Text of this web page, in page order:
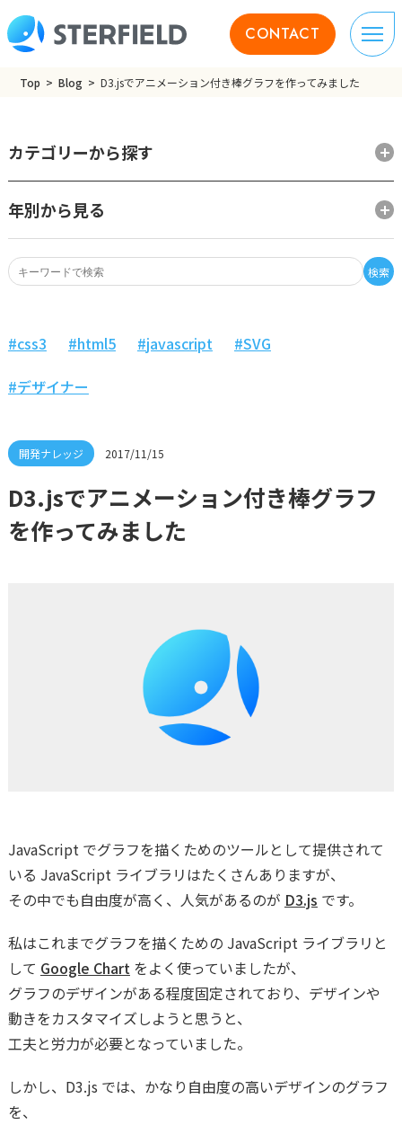
CONTACT
Top Blog D3.jsでアニメーション付き棒グラフを作ってみました
検索
カテゴリーから探す
年別から見る
2017/11/15
css3 html5 javascript
SVG
デザイナー
D3.jsでアニメーション付き棒グラフ
を作ってみました
JavaScript でグラフを描くためのツールとして提供されて
いる JavaScript ライブラリはたくさんありますが、
その中でも自由度が高く、人気があるのが D3.js です。
私はこれまでグラフを描くための JavaScript ライブラリと
して Google Chartをよく使っていましたが、
グラフのデザインがある程度固定されており、デザインや
動きをカスタマイズしようと思うと、
工夫と労力が必要となっていました。
しかし、D3.js では、かなり自由度の高いデザインのグラフ
を、